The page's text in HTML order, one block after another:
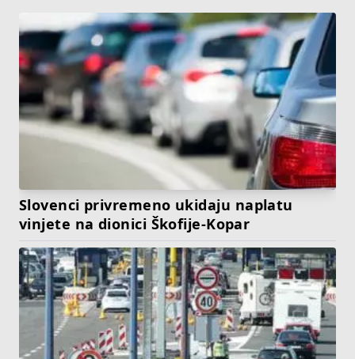
Slovenci privremeno ukidaju naplatu
vinjete na dionici Škofije-Kopar